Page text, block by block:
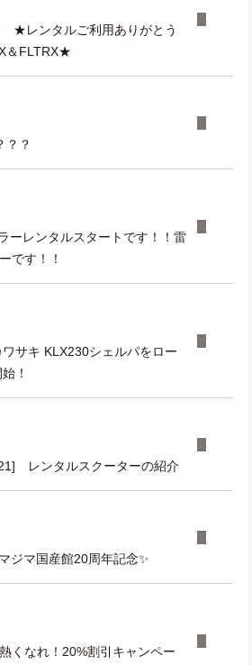
★レンタルご利用ありがとう
＆FLTRX★
？？
ーレンタルスタートです！！雷
です！！
サキ KLX230シェルパをロー
！
レンタルスクーターの紹介
ジマ国産館20周年記念✨
くなれ！20%割引キャンペー